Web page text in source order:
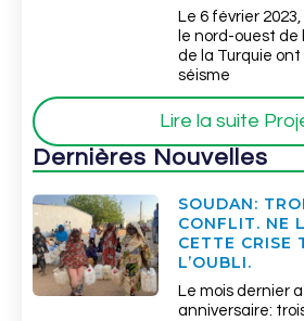
Le 6 février
le nord-ouest de
de la Turquie
séisme
Lire la suite
Dernières Nouvelles
SOUDAN:
CONFLIT. NE
CETTE CRISE
L’OUBLI.
Le mois dernier
anniversaire: